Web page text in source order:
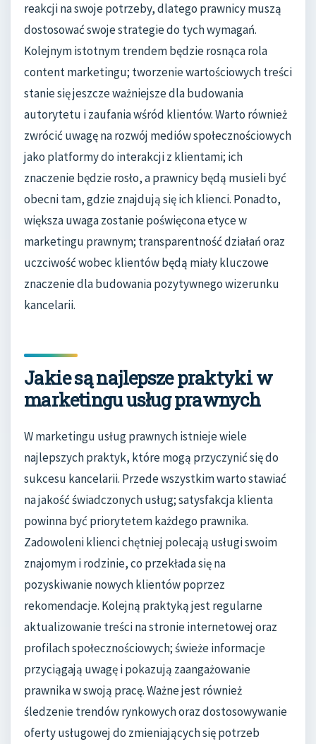
reakcji na swoje potrzeby, dlatego prawnicy muszą
dostosować swoje strategie do tych wymagań.
Kolejnym istotnym trendem będzie rosnąca rola
content marketingu; tworzenie wartościowych treści
stanie się jeszcze ważniejsze dla budowania
autorytetu i zaufania wśród klientów. Warto również
zwrócić uwagę na rozwój mediów społecznościowych
jako platformy do interakcji z klientami; ich
znaczenie będzie rosło, a prawnicy będą musieli być
obecni tam, gdzie znajdują się ich klienci. Ponadto,
większa uwaga zostanie poświęcona etyce w
marketingu prawnym; transparentność działań oraz
uczciwość wobec klientów będą miały kluczowe
znaczenie dla budowania pozytywnego wizerunku
kancelarii.
Jakie są najlepsze praktyki w
marketingu usług prawnych
W marketingu usług prawnych istnieje wiele
najlepszych praktyk, które mogą przyczynić się do
sukcesu kancelarii. Przede wszystkim warto stawiać
na jakość świadczonych usług; satysfakcja klienta
powinna być priorytetem każdego prawnika.
Zadowoleni klienci chętniej polecają usługi swoim
znajomym i rodzinie, co przekłada się na
pozyskiwanie nowych klientów poprzez
rekomendacje. Kolejną praktyką jest regularne
aktualizowanie treści na stronie internetowej oraz
profilach społecznościowych; świeże informacje
przyciągają uwagę i pokazują zaangażowanie
prawnika w swoją pracę. Ważne jest również
śledzenie trendów rynkowych oraz dostosowywanie
oferty usługowej do zmieniających się potrzeb